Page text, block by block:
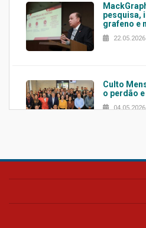
pesquisa,
grafeno e
22.05.2026
Culto
o perdão
04.05.2026
Confira